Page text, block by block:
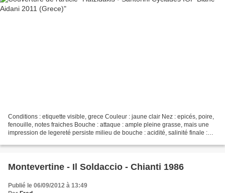
Conditions : etiquette visible, grece Couleur : jaune clair Nez : epicés, poire,
fenouille, notes fraiches Bouche : attaque : ample pleine grasse, mais une
impression de legereté persiste milieu de bouche : acidité, salinité finale :
Montevertine - Il Soldaccio - Chianti 1986
Publié le 06/09/2012 à 13:49